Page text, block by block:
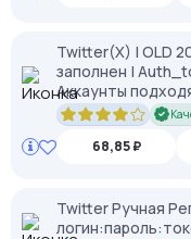
Twitter(X) | OLD
заполнен |
Аккаунты
68,85 ₽
Twitter Ручная